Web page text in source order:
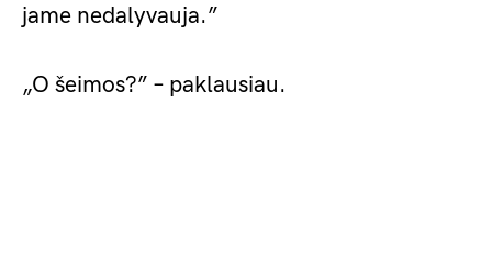
jame nedalyvauja.”
„O šeimos?” – paklausiau.